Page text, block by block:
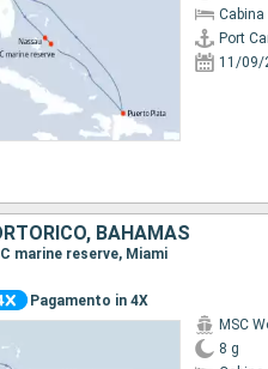
Port
11/09/
BAHAMAS
marine reserve, Miami
Pagamento in 4X
MSC
8 g